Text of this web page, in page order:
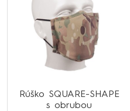
Rúško SQUARE-SHAPE
s obrubou